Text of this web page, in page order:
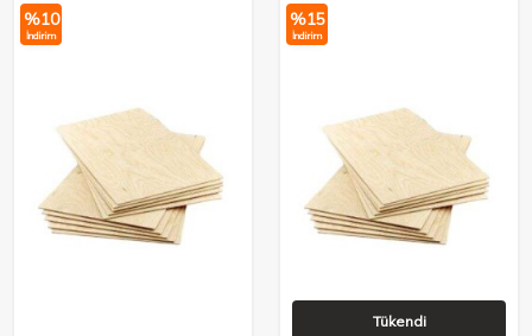
%10
İndirim
%15
İndirim
Tükendi